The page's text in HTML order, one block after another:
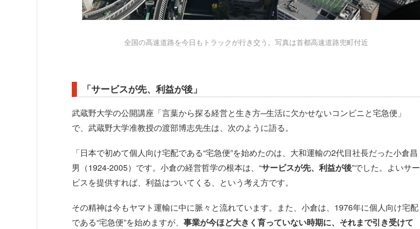
全国の高速道路を今日もトラックが行き交う。写真は首都高速道路兜町付近
「サービスが先、利益が後」
武蔵野大学の公開講座「言葉から探る経営と生き方─生活に欠かせないコンビニと宅急便」
で、武蔵野大学准教授の渡部博志先生は、次のように語る。
「日本で初めて個人向け宅配である“宅急便”を始めたのは、大和運輸の2代目社長だった小倉昌
男（1924-2005）です。小倉の経営哲学の根本は、“サービスが先、利益が後”でした。よいサー
ビスを提供すれば、利益はついてくる、という考え方です。
その精神は今もヤマト運輸に中に脈々と流れています。また、小倉は、1976年に個人向け宅配
である“宅急便”を始めますが、 事業が今ほど大きく育っていない時期に、それまで引き受けて